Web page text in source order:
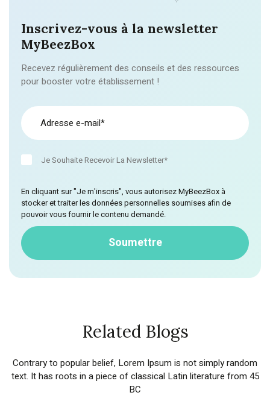
Inscrivez-vous à la newsletter
MyBeezBox
Recevez régulièrement des conseils et des ressources
pour booster votre établissement !
Je Souhaite Recevoir La Newsletter*
En cliquant sur "Je m'inscris", vous autorisez MyBeezBox à
stocker et traiter les données personnelles soumises afin de
pouvoir vous fournir le contenu demandé.
Related Blogs
Contrary to popular belief, Lorem Ipsum is not simply random
text. It has roots in a piece of classical Latin literature from 45
BC